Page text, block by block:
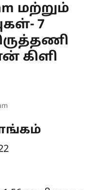
மற்றும்
7
கிளி